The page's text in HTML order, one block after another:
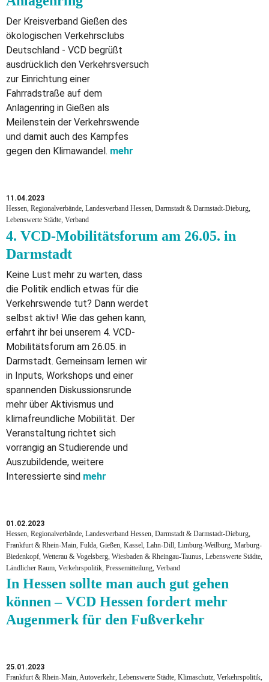
Der Kreisverband Gießen des
ökologischen Verkehrsclubs
Deutschland - VCD begrüßt
ausdrücklich den Verkehrsversuch
zur Einrichtung einer
Fahrradstraße auf dem
Anlagenring in Gießen als
Meilenstein der Verkehrswende
und damit auch des Kampfes
gegen den Klimawandel. mehr
11.04.2023
Hessen, Regionalverbände, Landesverband Hessen, Darmstadt & Darmstadt-Dieburg,
Lebenswerte Städte, Verband
4. VCD-Mobilitätsforum am 26.05. in
Darmstadt
Keine Lust mehr zu warten, dass
die Politik endlich etwas für die
Verkehrswende tut? Dann werdet
selbst aktiv! Wie das gehen kann,
erfahrt ihr bei unserem 4. VCD-
Mobilitätsforum am 26.05. in
Darmstadt. Gemeinsam lernen wir
in Inputs, Workshops und einer
spannenden Diskussionsrunde
mehr über Aktivismus und
klimafreundliche Mobilität. Der
Veranstaltung richtet sich
vorrangig an Studierende und
Auszubildende, weitere
Interessierte sind mehr
01.02.2023
Hessen, Regionalverbände, Landesverband Hessen, Darmstadt & Darmstadt-Dieburg,
Frankfurt & Rhein-Main, Fulda, Gießen, Kassel, Lahn-Dill, Limburg-Weilburg, Marburg-
Biedenkopf, Wetterau & Vogelsberg, Wiesbaden & Rheingau-Taunus, Lebenswerte Städte,
Ländlicher Raum, Verkehrspolitik, Pressemitteilung, Verband
In Hessen sollte man auch gut gehen
können – VCD Hessen fordert mehr
Augenmerk für den Fußverkehr
25.01.2023
Frankfurt & Rhein-Main, Autoverkehr, Lebenswerte Städte, Klimaschutz, Verkehrspolitik,